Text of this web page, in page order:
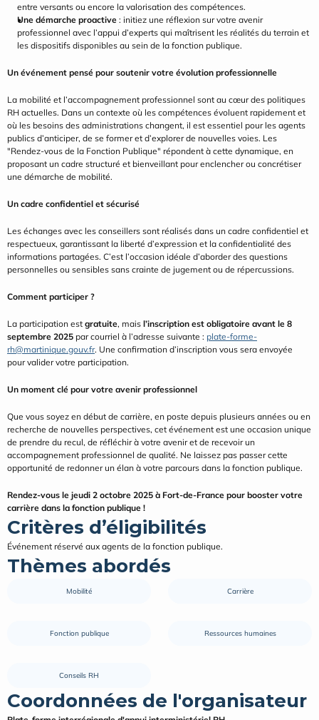
entre versants ou encore la valorisation des compétences.
Une démarche proactive : initiez une réflexion sur votre avenir
professionnel avec l’appui d’experts qui maîtrisent les réalités du terrain et
les dispositifs disponibles au sein de la fonction publique.
Un événement pensé pour soutenir votre évolution professionnelle
La mobilité et l’accompagnement professionnel sont au cœur des politiques
RH actuelles. Dans un contexte où les compétences évoluent rapidement et
où les besoins des administrations changent, il est essentiel pour les agents
publics d’anticiper, de se former et d’explorer de nouvelles voies. Les
"Rendez-vous de la Fonction Publique" répondent à cette dynamique, en
proposant un cadre structuré et bienveillant pour enclencher ou concrétiser
une démarche de mobilité.
Un cadre confidentiel et sécurisé
Les échanges avec les conseillers sont réalisés dans un cadre confidentiel et
respectueux, garantissant la liberté d’expression et la confidentialité des
informations partagées. C’est l’occasion idéale d’aborder des questions
personnelles ou sensibles sans crainte de jugement ou de répercussions.
Comment participer ?
La participation est gratuite, mais l’inscription est obligatoire avant le 8
septembre 2025 par courriel à l’adresse suivante : plate-forme-
rh@martinique.gouv.fr. Une confirmation d’inscription vous sera envoyée
pour valider votre participation.
Un moment clé pour votre avenir professionnel
Que vous soyez en début de carrière, en poste depuis plusieurs années ou en
recherche de nouvelles perspectives, cet événement est une occasion unique
de prendre du recul, de réfléchir à votre avenir et de recevoir un
accompagnement professionnel de qualité. Ne laissez pas passer cette
opportunité de redonner un élan à votre parcours dans la fonction publique.
Rendez-vous le jeudi 2 octobre 2025 à Fort-de-France pour booster votre
carrière dans la fonction publique !
Critères d’éligibilités
Événement réservé aux agents de la fonction publique.
Thèmes abordés
Mobilité Carrière
Fonction publique Ressources humaines
Conseils RH
Coordonnées de l'organisateur